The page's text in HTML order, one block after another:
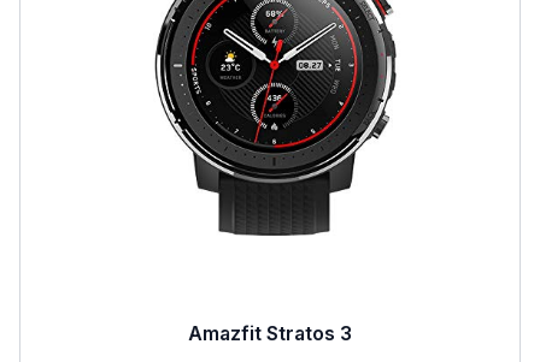
Amazfit Stratos 3